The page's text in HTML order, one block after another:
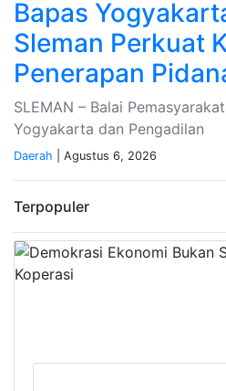
Bapas
Sleman Perkuat
Penerapan
SLEMAN – Balai
Yogyakarta dan Pengadilan
Daerah | Agustus 6, 2026
Terpopuler